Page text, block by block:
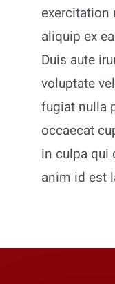
aliquip ex
Duis aute
voluptate
fugiat nulla
occaecat
in culpa qui
anim id est